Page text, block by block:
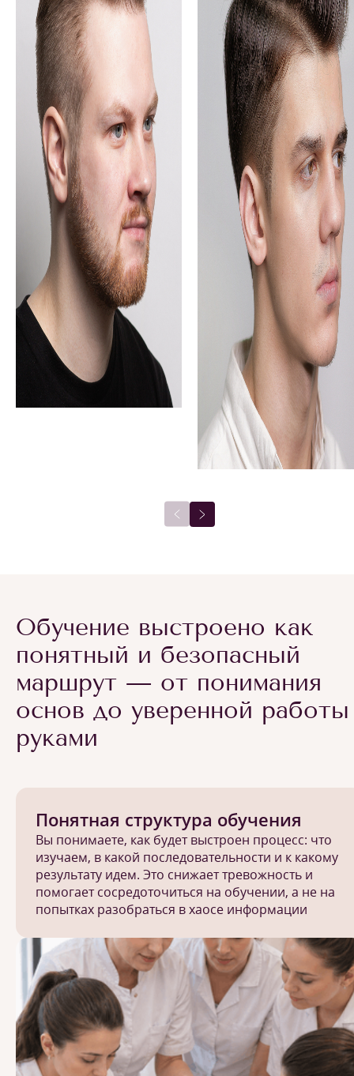
Обучение выстроено как
понятный и безопасный
маршрут — от понимания
основ до уверенной работы
руками
Понятная структура обучения
Вы понимаете, как будет выстроен процесс: что
изучаем, в какой последовательности и к какому
результату идем. Это снижает тревожность и
помогает сосредоточиться на обучении, а не на
попытках разобраться в хаосе информации